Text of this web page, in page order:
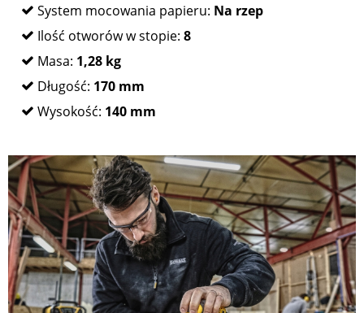
System mocowania papieru: Na rzep
Ilość otworów w stopie: 8
Masa: 1,28 kg
Długość: 170 mm
Wysokość: 140 mm